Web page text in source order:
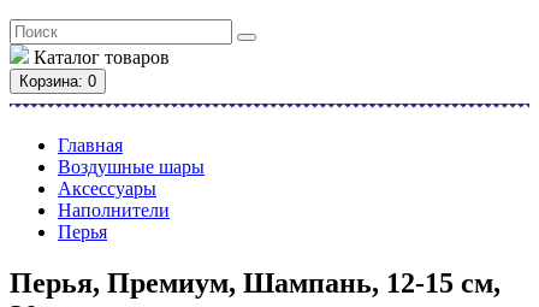
Каталог товаров
Корзина: 0
Главная
Воздушные шары
Аксессуары
Наполнители
Перья
Перья, Премиум, Шампань, 12-15 см,